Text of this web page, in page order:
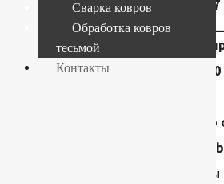
Размер (м)
1.2×1.7
Frise —
Плотность
120400
Ковер
Сварка ковров
Обработка ковров
тесьмой
Контакты